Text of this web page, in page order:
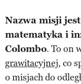
Nazwa misji jest
matematyka i
Colombo. To on
grawitacyjnej, co
o misjach do